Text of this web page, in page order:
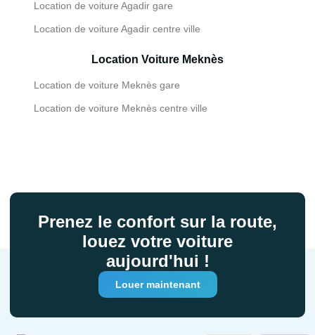
Location de voiture Agadir gare
Location de voiture Agadir centre ville
Location Voiture Meknès
Location de voiture Meknès gare
Location de voiture Meknès centre ville
Prenez le confort sur la route,
louez votre voiture
aujourd'hui !
Louer maintenant